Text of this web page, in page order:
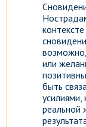
или
быть
реальной